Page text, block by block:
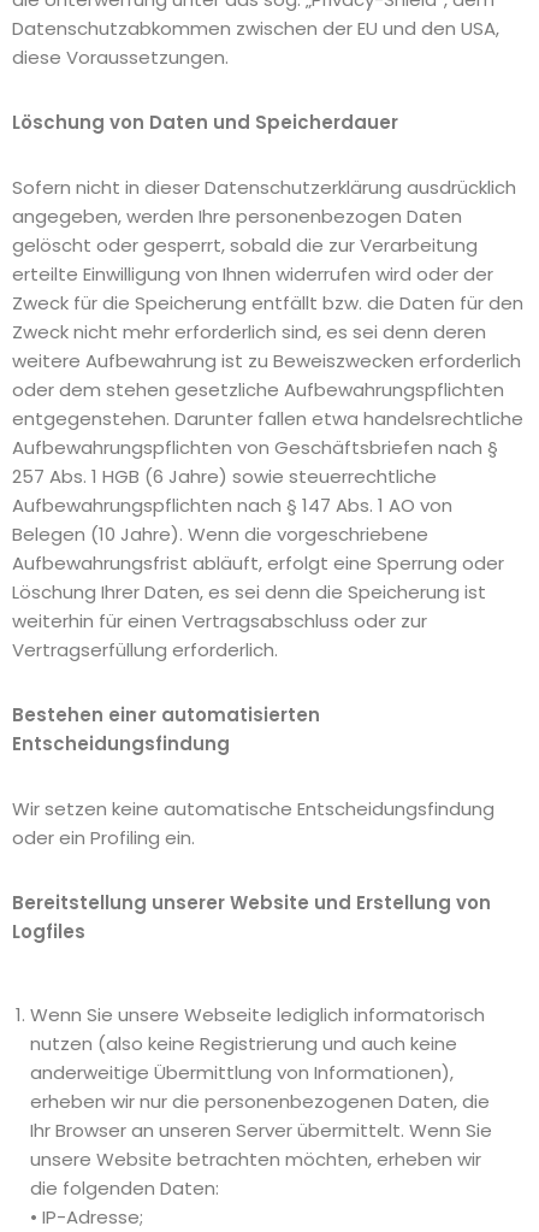
Datenschutzabkommen zwischen der EU und den USA,
diese Voraussetzungen.
Löschung von Daten und Speicherdauer
Sofern nicht in dieser Datenschutzerklärung ausdrücklich
angegeben, werden Ihre personenbezogen Daten
gelöscht oder gesperrt, sobald die zur Verarbeitung
erteilte Einwilligung von Ihnen widerrufen wird oder der
Zweck für die Speicherung entfällt bzw. die Daten für den
Zweck nicht mehr erforderlich sind, es sei denn deren
weitere Aufbewahrung ist zu Beweiszwecken erforderlich
oder dem stehen gesetzliche Aufbewahrungspflichten
entgegenstehen. Darunter fallen etwa handelsrechtliche
Aufbewahrungspflichten von Geschäftsbriefen nach §
257 Abs. 1 HGB (6 Jahre) sowie steuerrechtliche
Aufbewahrungspflichten nach § 147 Abs. 1 AO von
Belegen (10 Jahre). Wenn die vorgeschriebene
Aufbewahrungsfrist abläuft, erfolgt eine Sperrung oder
Löschung Ihrer Daten, es sei denn die Speicherung ist
weiterhin für einen Vertragsabschluss oder zur
Vertragserfüllung erforderlich.
Bestehen einer automatisierten
Entscheidungsfindung
Wir setzen keine automatische Entscheidungsfindung
oder ein Profiling ein.
Bereitstellung unserer Website und Erstellung von
Logfiles
Wenn Sie unsere Webseite lediglich informatorisch
nutzen (also keine Registrierung und auch keine
anderweitige Übermittlung von Informationen),
erheben wir nur die personenbezogenen Daten, die
Ihr Browser an unseren Server übermittelt. Wenn Sie
unsere Website betrachten möchten, erheben wir
die folgenden Daten:
• IP-Adresse;